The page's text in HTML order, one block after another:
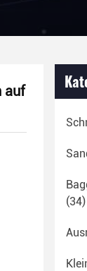
auf
(34)